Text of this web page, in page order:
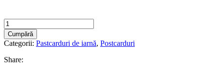
Felicitare
"Aricel
Jucărie"
+
Plic
Cumpără
Categorii: Pastcarduri de iarnă, Postcarduri
Share: